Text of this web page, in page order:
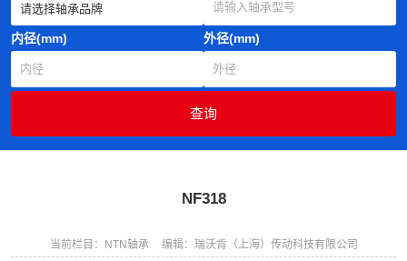
内径(mm) 外径(mm)
NF318
当前栏目：NTN轴承 编辑：瑞沃肯（上海）传动科技有限公司